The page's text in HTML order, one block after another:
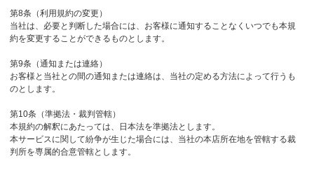
第8条（利用規約の変更）
当社は、必要と判断した場合には、お客様に通知することなくいつでも本規
約を変更することができるものとします。
第9条（通知または連絡）
お客様と当社との間の通知または連絡は、当社の定める方法によって行うも
のとします。
第10条（準拠法・裁判管轄）
本規約の解釈にあたっては、日本法を準拠法とします。
本サービスに関して紛争が生じた場合には、当社の本店所在地を管轄する裁
判所を専属的合意管轄とします。